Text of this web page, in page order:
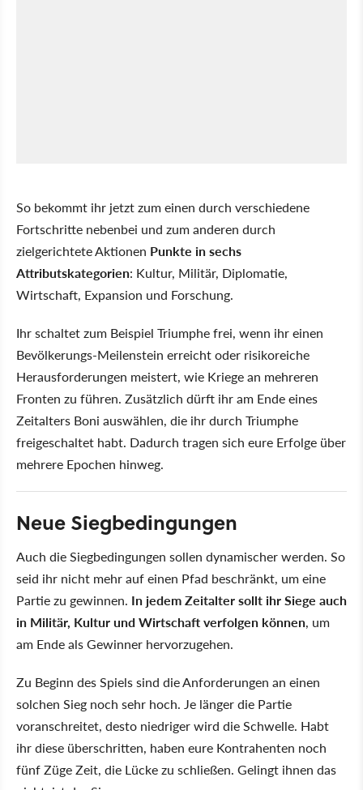
So bekommt ihr jetzt zum einen durch verschiedene
Fortschritte nebenbei und zum anderen durch
zielgerichtete Aktionen Punkte in sechs
Attributskategorien: Kultur, Militär, Diplomatie,
Wirtschaft, Expansion und Forschung.
Ihr schaltet zum Beispiel Triumphe frei, wenn ihr einen
Bevölkerungs-Meilenstein erreicht oder risikoreiche
Herausforderungen meistert, wie Kriege an mehreren
Fronten zu führen. Zusätzlich dürft ihr am Ende eines
Zeitalters Boni auswählen, die ihr durch Triumphe
freigeschaltet habt. Dadurch tragen sich eure Erfolge über
mehrere Epochen hinweg.
Neue Siegbedingungen
Auch die Siegbedingungen sollen dynamischer werden. So
seid ihr nicht mehr auf einen Pfad beschränkt, um eine
Partie zu gewinnen. In jedem Zeitalter sollt ihr Siege auch
in Militär, Kultur und Wirtschaft verfolgen können, um
am Ende als Gewinner hervorzugehen.
Zu Beginn des Spiels sind die Anforderungen an einen
solchen Sieg noch sehr hoch. Je länger die Partie
voranschreitet, desto niedriger wird die Schwelle. Habt
ihr diese überschritten, haben eure Kontrahenten noch
fünf Züge Zeit, die Lücke zu schließen. Gelingt ihnen das